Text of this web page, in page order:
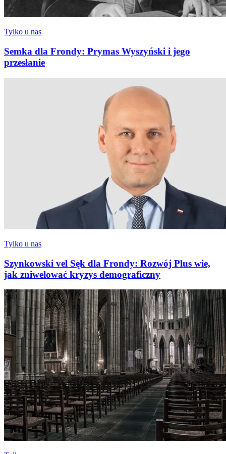
Tylko u nas
Semka dla Frondy: Prymas Wyszyński i jego
przesłanie
Tylko u nas
Szynkowski vel Sęk dla Frondy: Rozwój Plus wie,
jak zniwelować kryzys demograficzny